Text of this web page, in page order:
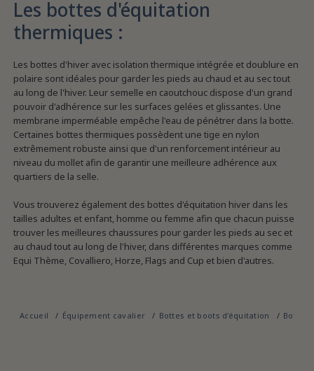
Les bottes d'équitation
thermiques :
Les bottes d'hiver avec isolation thermique intégrée et doublure en
polaire sont idéales pour garder les pieds au chaud et au sec tout
au long de l'hiver. Leur semelle en caoutchouc dispose d'un grand
pouvoir d'adhérence sur les surfaces gelées et glissantes. Une
membrane imperméable empêche l'eau de pénétrer dans la botte.
Certaines bottes thermiques possèdent une tige en nylon
extrêmement robuste ainsi que d'un renforcement intérieur au
niveau du mollet afin de garantir une meilleure adhérence aux
quartiers de la selle.
Vous trouverez également des bottes d'équitation hiver dans les
tailles adultes et enfant, homme ou femme afin que chacun puisse
trouver les meilleures chaussures pour garder les pieds au sec et
au chaud tout au long de l'hiver, dans différentes marques comme
Equi Thème, Covalliero, Horze, Flags and Cup et bien d'autres.
Accueil Équipement cavalier Bottes et boots d'équitation Bottes